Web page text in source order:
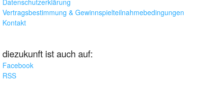
Vertragsbestimmung & Gewinnspielteilnahmebedingungen
Kontakt
diezukunft ist auch auf:
Facebook
RSS